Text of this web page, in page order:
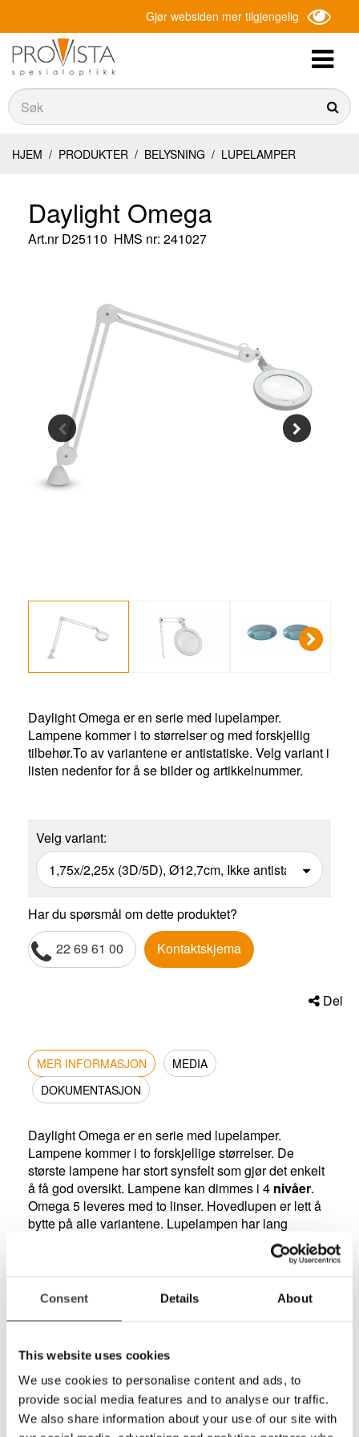
Consent Details About
This website uses cookies
We use cookies to personalise content and ads, to
provide social media features and to analyse our traffic.
We also share information about your use of our site with
Gjør websiden mer tilgjengelig
Søk
Søk
HJEM / PRODUKTER / BELYSNING / LUPELAMPER
Daylight Omega
Art.nrD25110 HMS nr: 241027
Daylight Omega er en serie med lupelamper.
Lampene kommer i to størrelser og med forskjellig
tilbehør.To av variantene er antistatiske. Velg variant i
listen nedenfor for å se bilder og artikkelnummer.
Velg variant:
Har du spørsmål om dette produktet?
22 69 61 00
Kontaktskjema
Del
MER INFORMASJON
MEDIA
DOKUMENTASJON
Daylight Omega er en serie med lupelamper.
Lampene kommer i to forskjellige størrelser. De
største lampene har stort synsfelt som gjør det enkelt
å få god oversikt. Lampene kan dimmes i 4 nivåer.
Omega 5 leveres med to linser. Hovedlupen er lett å
bytte på alle variantene. Lupelampen har lang
Art nr
D25110
Forstørrelse
Lyskilde
Lysstyrke
5500 lux (15
Dimbar
2 nivåer
Fargetemperatur
6000K